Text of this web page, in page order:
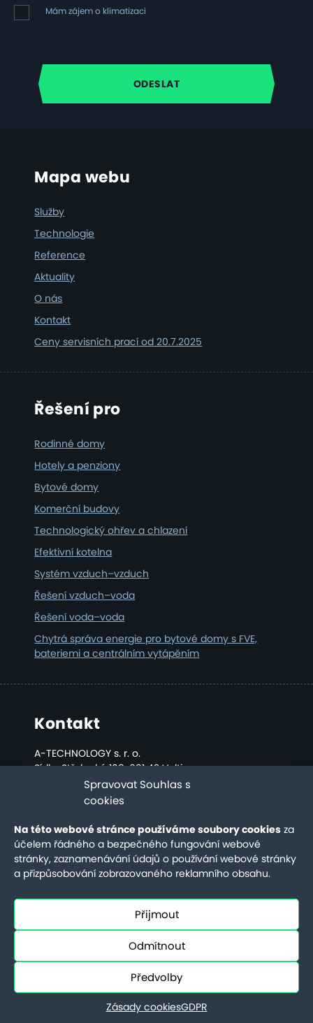
Spravovat Souhlas s
cookies
Na této webové stránce používáme soubory cookies za
účelem řádného a bezpečného fungování webové
stránky, zaznamenávání údajů o používání webové stránky
a přizpůsobování zobrazovaného reklamního obsahu.
Přijmout
Odmítnout
Předvolby
Zásady cookiesGDPR
Mám
zájem
Mám zájem o klimatizaci
Footer
Mapa webu
Služby
Technologie
Reference
Aktuality
O nás
Kontakt
Ceny servisních prací od 20.7.2025
Řešení pro
Rodinné domy
Hotely a penziony
Bytové domy
Komerční budovy
Technologický ohřev a chlazení
Efektivní kotelna
Systém vzduch–vzduch
Řešení vzduch–voda
Řešení voda–voda
Chytrá správa energie pro bytové domy s FVE,
bateriemi a centrálním vytápěním
Kontakt
A-TECHNOLOGY s. r. o.
Sídlo: Střelecká 108, 691 42 Valtice
Kancelář a sklad: Bratislavská 2808, Břeclav
+420 731 655 958
info@a-technology.cz
servis@a-technology.cz
Design a správa webu byZeni